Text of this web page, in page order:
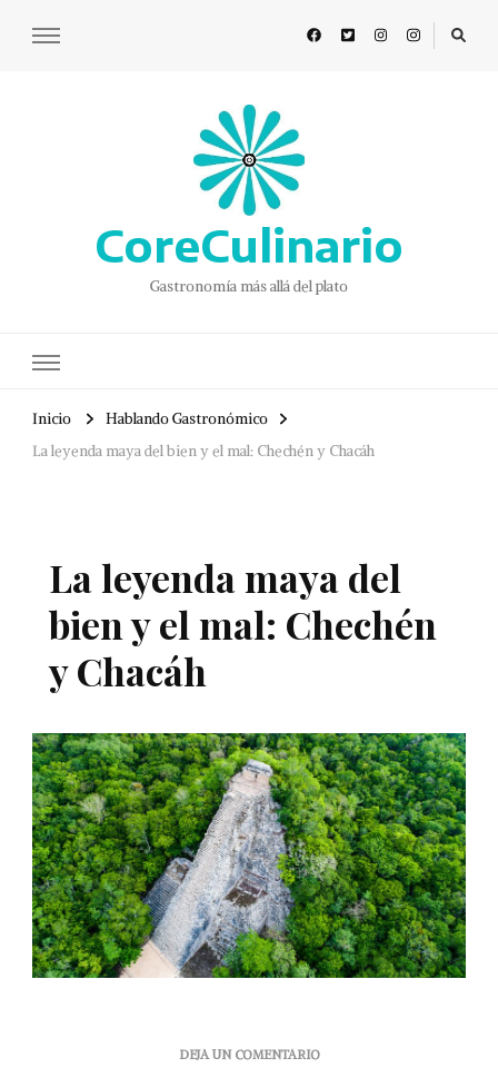
CoreCulinario
Gastronomía más allá del plato
Inicio
Hablando Gastronómico
La leyenda maya del bien y el mal: Chechén y Chacáh
La leyenda maya del
bien y el mal: Chechén
y Chacáh
DEJA UN COMENTARIOEN